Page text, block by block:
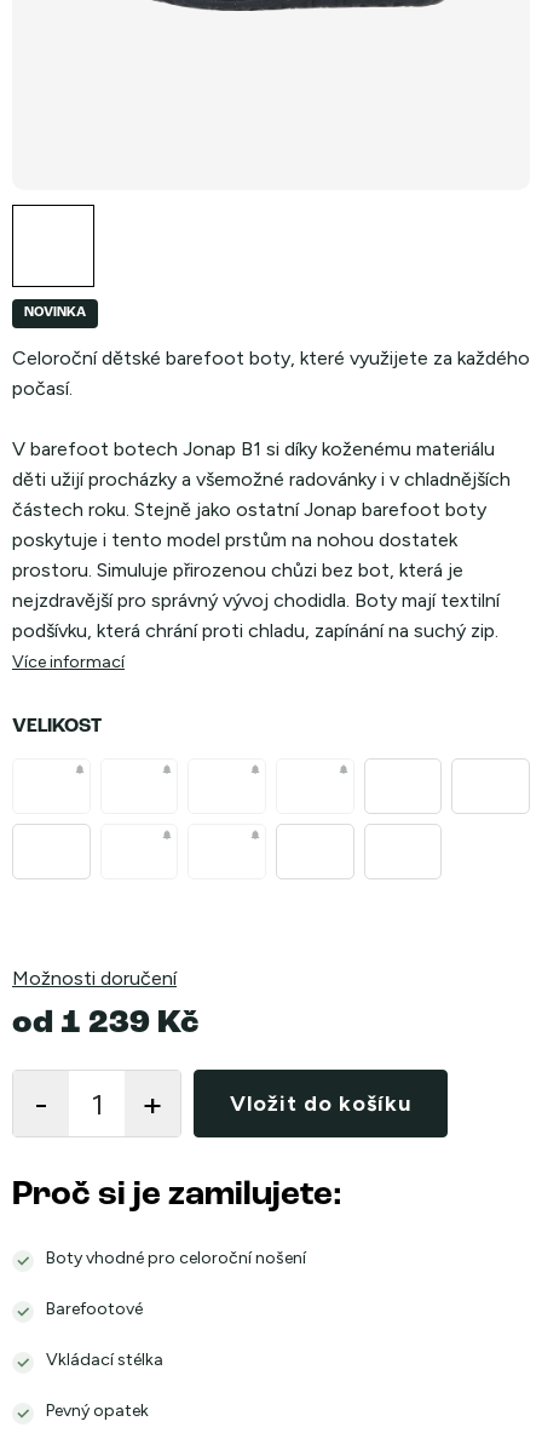
NOVINKA
Celoroční dětské barefoot boty, které využijete za každého
počasí.
V barefoot botech Jonap B1 si díky koženému materiálu
děti užijí procházky a všemožné radovánky i v chladnějších
částech roku. Stejně jako ostatní Jonap barefoot boty
poskytuje i tento model prstům na nohou dostatek
prostoru. Simuluje přirozenou chůzi bez bot, která je
nejzdravější pro správný vývoj chodidla. Boty mají textilní
podšívku, která chrání proti chladu, zapínání na suchý zip.
Více informací
VELIKOST
Možnosti doručení
od 1 239 Kč
cena:
Vložit do košíku
Proč si je zamilujete:
Boty vhodné pro celoroční nošení
Barefootové
Vkládací stélka
Pevný opatek